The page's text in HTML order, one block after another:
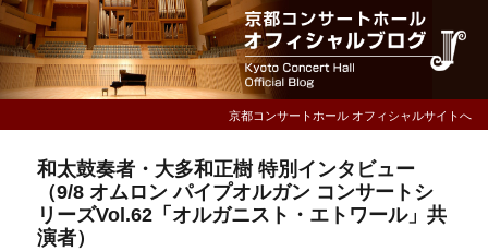
京都コンサートホール オフィシャルサイトへ
和太鼓奏者・大多和正樹 特別インタビュー
（9/8 オムロン パイプオルガン コンサートシ
リーズVol.62「オルガニスト・エトワール」共
演者）